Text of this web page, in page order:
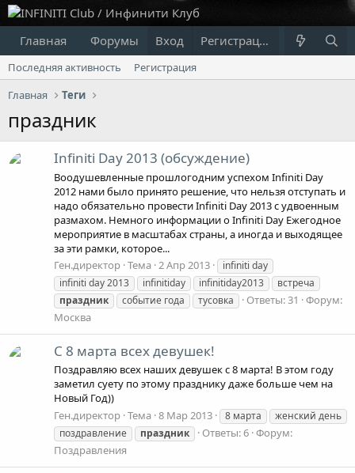
Главная Форумы Что нового?
Вход Регистрация
Последняя активность
Регистрация
Главная
Теги
праздник
Infiniti Day 2013 (обсуждение)
Воодушевленные прошлогодним успехом Infiniti Day
2012 нами было принято решение, что нельзя отступать и
надо обязательно провести Infiniti Day 2013 с удвоенным
размахом. Немного информации о Infiniti Day Ежегодное
мероприятие в масштабах страны, а иногда и выходящее
за эти рамки, которое...
Ген.директор Тема 2 Апр 2013
infiniti day
infiniti day 2013
infinitiday infinitiday2013
встреча
праздник
событие года тусовка Ответы: 31
Форум:
Москва
С 8 марта всех девушек!
Поздравляю всех наших девушек с 8 марта! В этом году
заметил суету по этому празднику даже больше чем на
Новый Год))
Ген.директор Тема 8 Мар 2013 8 марта
женский день
поздравление
праздник Ответы: 6 Форум:
Поздравления